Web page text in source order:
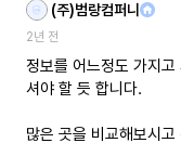
(주)범랑컴퍼니
2년 전
정보를 어느정도 가지
셔야 할 듯 합니다.
많은 곳을 비교해보시